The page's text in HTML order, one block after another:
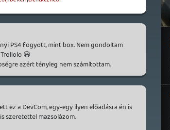
PS4 fogyott, mint box. Nem gondoltam
😃
azért tényleg nem számítottam.
ez a DevCom, egy-egy ilyen előadásra én is
szeretettel mazsolázom.